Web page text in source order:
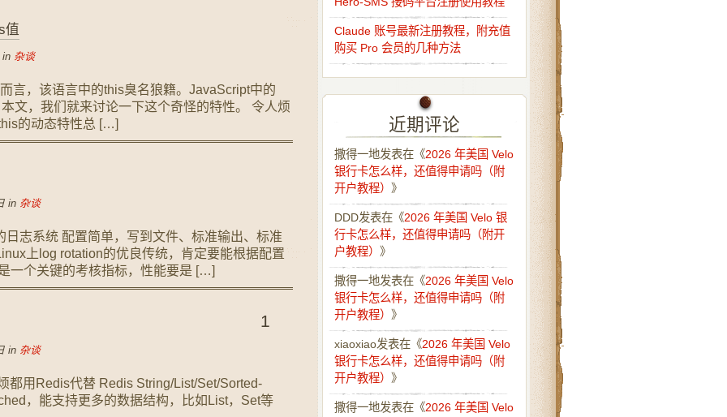
值
in 杂谈
言，该语言中的this臭名狼籍。JavaScript中的
文，我们就来讨论一下这个奇怪的特性。 令人烦
的动态特性总 […]
in 杂谈
志系统 配置简单，写到文件、标准输出、标准
上log rotation的优良传统，肯定要能根据配置
一个关键的考核指标，性能要是 […]
1
in 杂谈
都用Redis代替 Redis String/List/Set/Sorted-
，能支持更多的数据结构，比如List，Set等
Claude 账号最新注册教程，附充值
购买 Pro 会员的几种方法
近期评论
撒得一地发表在《2026 年美国 Velo
银行卡怎么样，还值得申请吗（附
开户教程） 》
DDD发表在《2026 年美国 Velo 银
行卡怎么样，还值得申请吗（附开
户教程） 》
撒得一地发表在《2026 年美国 Velo
银行卡怎么样，还值得申请吗（附
开户教程） 》
xiaoxiao发表在《2026 年美国 Velo
银行卡怎么样，还值得申请吗（附
开户教程） 》
撒得一地发表在《2026 年美国 Velo